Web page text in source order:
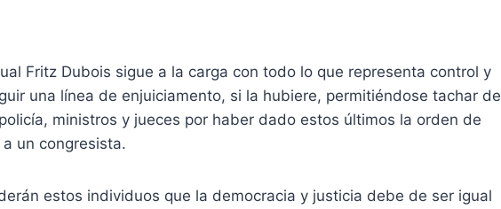
Fritz Dubois sigue a la carga con todo lo que representa control y
una línea de enjuiciamento, si la hubiere, permitiéndose tachar de
ministros y jueces por haber dado estos últimos la orden de
un congresista.
estos individuos que la democracia y justicia debe de ser igual